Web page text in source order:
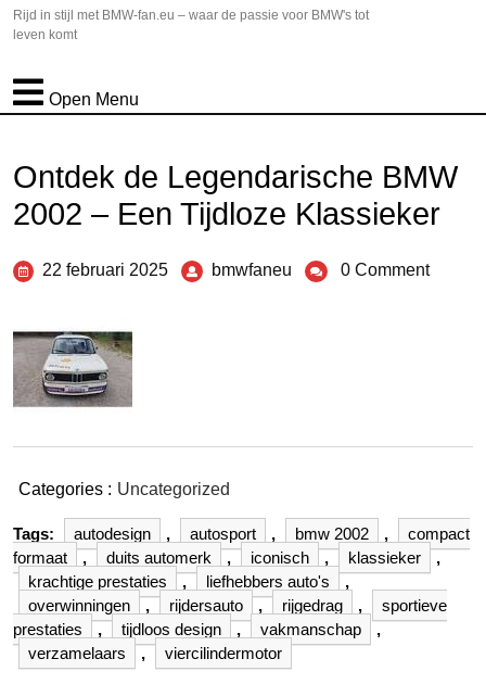
Rijd in stijl met BMW-fan.eu – waar de passie voor BMW's tot
leven komt
Open Menu
Ontdek de Legendarische BMW
2002 – Een Tijdloze Klassieker
22 februari 2025 bmwfaneu 0 Comment
Categories : Uncategorized
Tags: autodesign , autosport , bmw 2002 ,
compact
formaat
, duits automerk , iconisch , klassieker
,
krachtige prestaties
, liefhebbers auto's
,
overwinningen
, rijdersauto , rijgedrag ,
sportieve
prestaties
, tijdloos design , vakmanschap
,
verzamelaars
, viercilindermotor